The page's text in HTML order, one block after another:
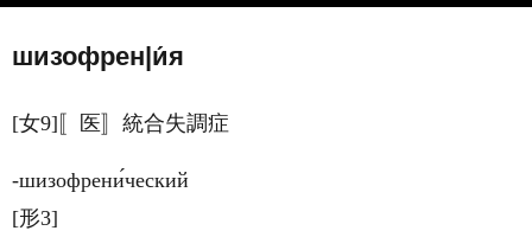
шизофрен|и́я
[女9]〚医〛統合失調症
‐шизофрени́ческий
[形3]